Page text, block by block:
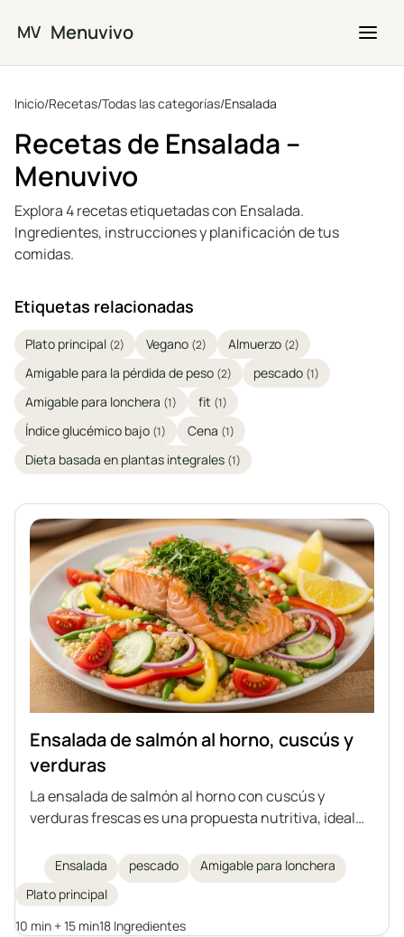
MV Menuvivo
Inicio/Recetas/Todas las categorías/Ensalada
Recetas de Ensalada –
Menuvivo
Explora 4 recetas etiquetadas con Ensalada.
Ingredientes, instrucciones y planificación de tus
comidas.
Etiquetas relacionadas
Plato principal (2) Vegano (2) Almuerzo (2)
Amigable para la pérdida de peso (2) pescado (1)
Amigable para lonchera (1) fit (1)
Índice glucémico bajo (1) Cena (1)
Dieta basada en plantas integrales (1)
Ensalada de salmón al horno, cuscús y
verduras
La ensalada de salmón al horno con cuscús y
verduras frescas es una propuesta nutritiva, ideal
trabajo. La combinación de salmón jugoso con un
adobo aromático, verduras y un aderezo de limón y
aceite de oliva crea un plato lleno de sabor y valor
nutricional.
Ensalada pescado
Amigable para lonchera
Plato principal
10 min + 15 min18 Ingredientes